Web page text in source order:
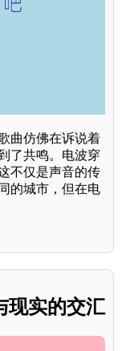
曲仿佛在诉说着
了共鸣。电波穿
不仅是声音的传
的城市，但在电
现实的交汇